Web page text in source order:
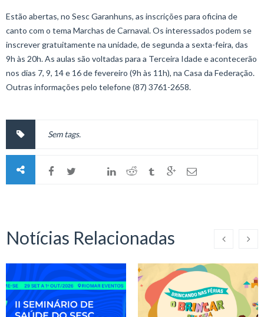
Estão abertas, no Sesc Garanhuns, as inscrições para oficina de
canto com o tema Marchas de Carnaval. Os interessados podem se
inscrever gratuitamente na unidade, de segunda a sexta-feira, das
9h às 20h. As aulas são voltadas para a Terceira Idade e acontecerão
nos dias 7, 9, 14 e 16 de fevereiro (9h às 11h), na Casa da Federação.
Outras informações pelo telefone (87) 3761-2658.
Sem tags.
Notícias Relacionadas